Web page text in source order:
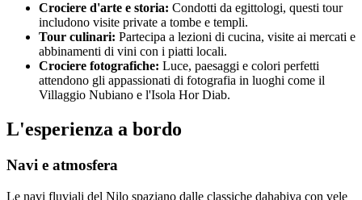
Crociere d'arte e storia: Condotti da egittologi, questi tour
includono visite private a tombe e templi.
Tour culinari: Partecipa a lezioni di cucina, visite ai mercati e
abbinamenti di vini con i piatti locali.
Crociere fotografiche: Luce, paesaggi e colori perfetti
attendono gli appassionati di fotografia in luoghi come il
Villaggio Nubiano e l'Isola Hor Diab.
L'esperienza a bordo
Navi e atmosfera
Le navi fluviali del Nilo spaziano dalle classiche dahabiya con vele